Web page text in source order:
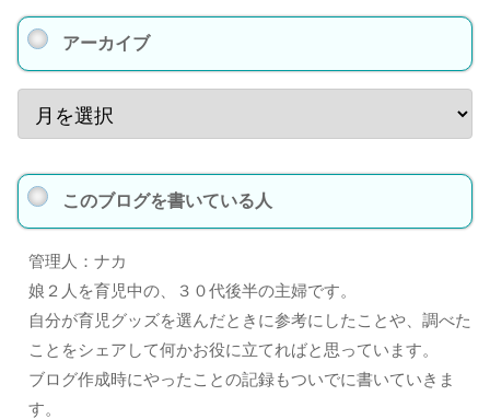
アーカイブ
このブログを書いている人
管理人：ナカ
娘２人を育児中の、３０代後半の主婦です。
自分が育児グッズを選んだときに参考にしたことや、調べた
ことをシェアして何かお役に立てればと思っています。
ブログ作成時にやったことの記録もついでに書いていきま
す。